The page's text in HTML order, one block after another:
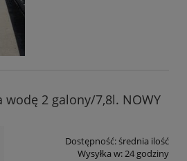
wodę 2 galony/7,8l. NOWY
Dostępność:średnia ilość
Wysyłka w:24 godziny